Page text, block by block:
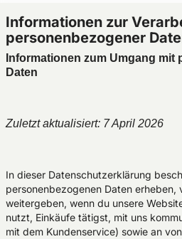
Informationen zur
personenbezogener
Informationen zum Umgang mit
Daten
Zuletzt aktualisiert: 7 April 2026
In dieser Datenschutzerklärung
personenbezogenen Daten erheben,
weitergeben, wenn du unsere
nutzt, Einkäufe tätigst, mit uns
mit dem Kundenservice) sowie an